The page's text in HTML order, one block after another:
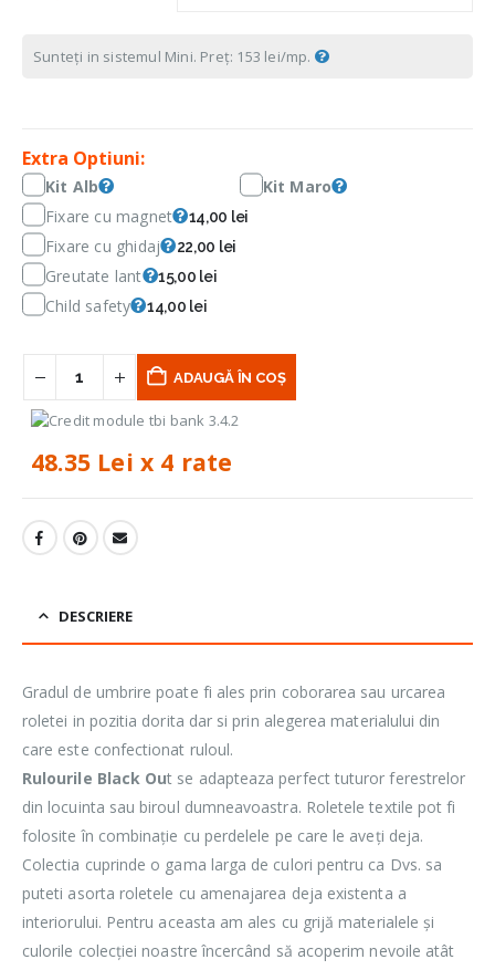
Sunteți in sistemul Mini. Preț: 153 lei/mp.
Extra Optiuni:
Kit Alb
Kit Maro
Fixare cu magnet
14,00 lei
Fixare cu ghidaj 22,00 lei
Greutate lant 15,00 lei
Child safety 14,00 lei
ADAUGĂ ÎN COȘ
48.35 Lei x 4 rate
DESCRIERE
Gradul de umbrire poate fi ales prin coborarea sau urcarea
roletei in pozitia dorita dar si prin alegerea materialului din
care este confectionat ruloul.
Rulourile Black Out se adapteaza perfect tuturor ferestrelor
din locuinta sau biroul dumneavoastra. Roletele textile pot fi
folosite în combinație cu perdelele pe care le aveți deja.
Colectia cuprinde o gama larga de culori pentru ca Dvs. sa
puteti asorta roletele cu amenajarea deja existenta a
interiorului. Pentru aceasta am ales cu grijă materialele și
culorile colecției noastre încercând să acoperim nevoile atât